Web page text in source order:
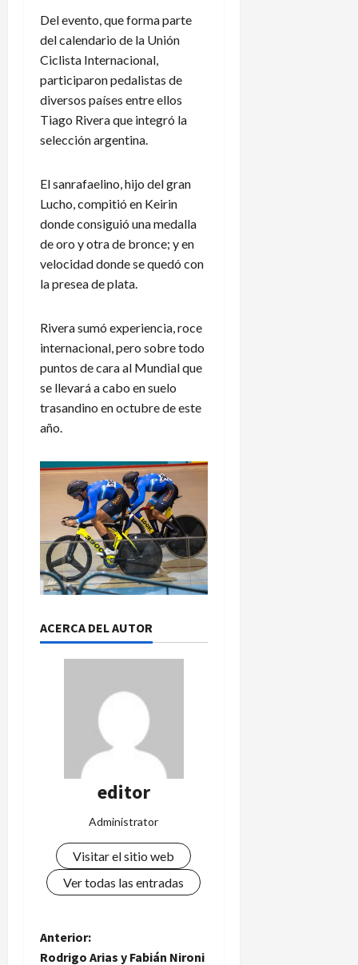
Del evento, que forma parte
del calendario de la Unión
Ciclista Internacional,
participaron pedalistas de
diversos países entre ellos
Tiago Rivera que integró la
selección argentina.
El sanrafaelino, hijo del gran
Lucho, compitió en Keirin
donde consiguió una medalla
de oro y otra de bronce; y en
velocidad donde se quedó con
la presea de plata.
Rivera sumó experiencia, roce
internacional, pero sobre todo
puntos de cara al Mundial que
se llevará a cabo en suelo
trasandino en octubre de este
año.
ACERCA DEL AUTOR
editor
Administrator
Visitar el sitio web
Ver todas las entradas
N
Anterior:
Rodrigo Arias y Fabián Nironi